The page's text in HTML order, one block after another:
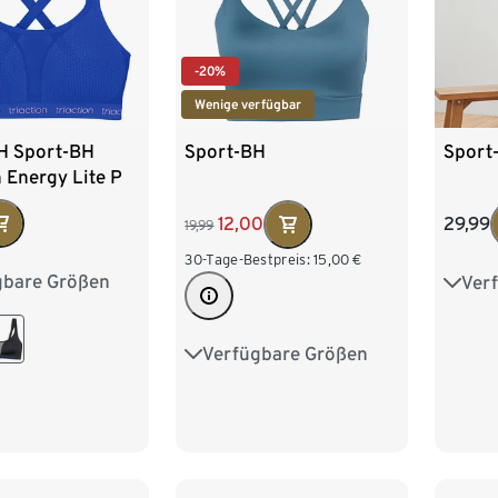
Sport-BH
Energy Lite P
Größen
80D
85C
-20%
Wenige verfügbar
Sport-BH
19,99 12,00
30-Tage-Bestpreis: 15,00 €
Verfügbare Größen
XS 32/34 S 36/38
29,99
75B